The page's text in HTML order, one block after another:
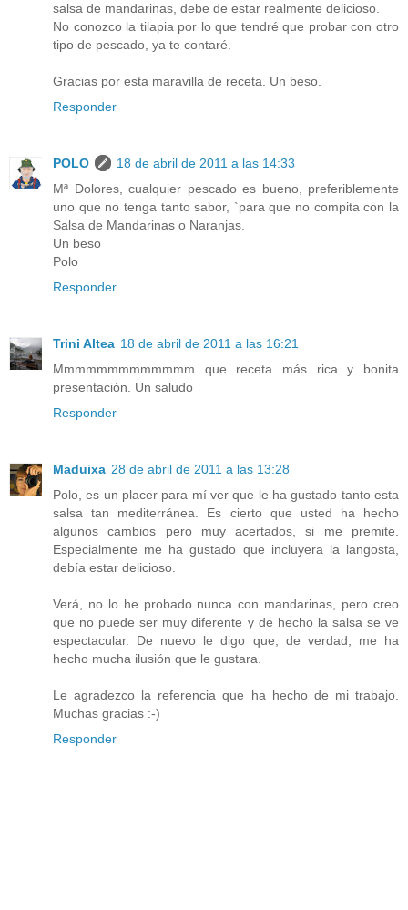
salsa de mandarinas, debe de estar realmente delicioso.
No conozco la tilapia por lo que tendré que probar con otro
tipo de pescado, ya te contaré.
Gracias por esta maravilla de receta. Un beso.
Responder
POLO
18 de abril de 2011 a las 14:33
Mª Dolores, cualquier pescado es bueno, preferiblemente
uno que no tenga tanto sabor, `para que no compita con la
Salsa de Mandarinas o Naranjas.
Un beso
Polo
Responder
Trini Altea 18 de abril de 2011 a las 16:21
Mmmmmmmmmmmmm que receta más rica y bonita
presentación. Un saludo
Responder
Maduixa 28 de abril de 2011 a las 13:28
Polo, es un placer para mí ver que le ha gustado tanto esta
salsa tan mediterránea. Es cierto que usted ha hecho
algunos cambios pero muy acertados, si me premite.
Especialmente me ha gustado que incluyera la langosta,
debía estar delicioso.
Verá, no lo he probado nunca con mandarinas, pero creo
que no puede ser muy diferente y de hecho la salsa se ve
espectacular. De nuevo le digo que, de verdad, me ha
hecho mucha ilusión que le gustara.
Le agradezco la referencia que ha hecho de mi trabajo.
Muchas gracias :-)
Responder